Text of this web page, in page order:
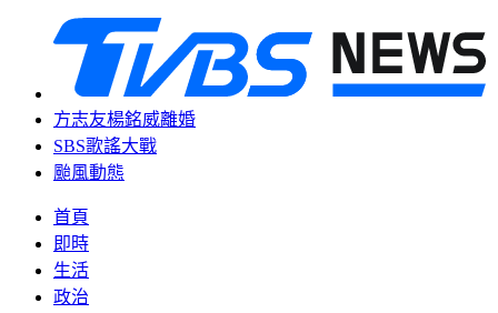
方志友楊銘威離婚
SBS歌謠大戰
颱風動態
首頁
即時
生活
政治